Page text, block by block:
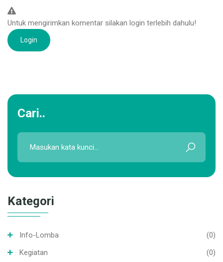
Untuk mengirimkan komentar silakan login terlebih dahulu!
Login
Cari..
Kategori
Info-Lomba
(0)
Kegiatan
(0)